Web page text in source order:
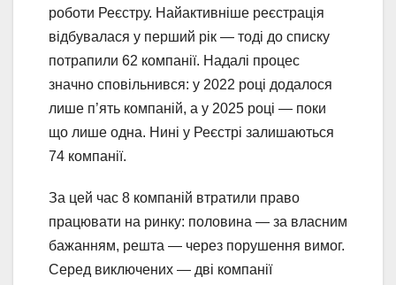
роботи Реєстру. Найактивніше реєстрація
відбувалася у перший рік — тоді до списку
потрапили 62 компанії. Надалі процес
значно сповільнився: у 2022 році додалося
лише п’ять компаній, а у 2025 році — поки
що лише одна. Нині у Реєстрі залишаються
74 компанії.
За цей час 8 компаній втратили право
працювати на ринку: половина — за власним
бажанням, решта — через порушення вимог.
Серед виключених — дві компанії